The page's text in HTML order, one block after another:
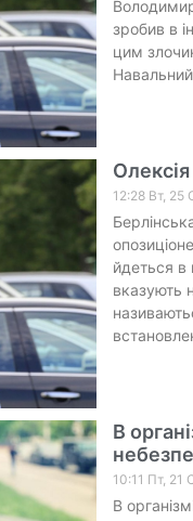
зробив в
цим
12:28 Вт, 25
йдеться в
вказують
В
10:11 Пт, 21
В